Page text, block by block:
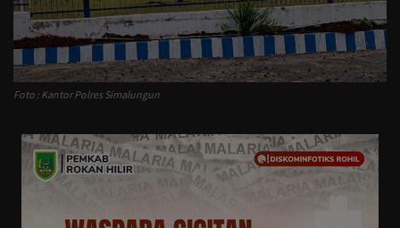
Daerah
Keagamaan
Seni Budaya
Advetorial
Foto : Kantor Polres Simalungun